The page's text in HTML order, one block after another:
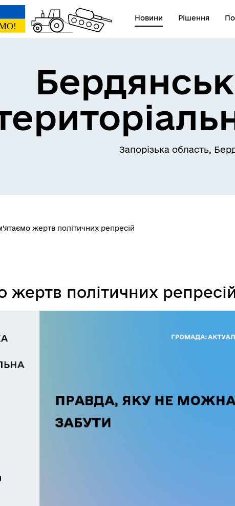
Новини Рішення
Запорізька область,
жертв політичних репресій
жертв політичних